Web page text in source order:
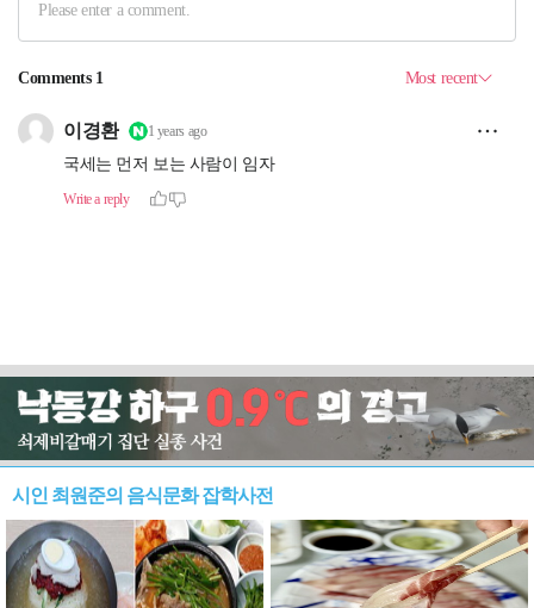
시인 최원준의 음식문화 잡학사전